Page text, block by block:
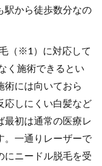
駅から徒歩数分なの
（※1）に対応して
く施術できるとい
術には向いておら
応しにくい白髪など
最初は通常の医療レ
。一通りレーザーで
にニードル脱毛を受